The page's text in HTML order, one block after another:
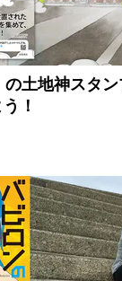
の土地神スタ
！